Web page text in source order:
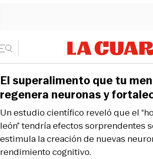
Un estudio científico reveló que el
león” tendría efectos sorprendentes
estimula la creación de nuevas
rendimiento cognitivo.
El superalimento que tu
regenera neuronas y